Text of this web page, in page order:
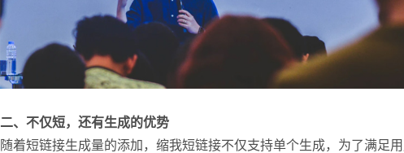
二、不仅短，还有生成的优势
随着短链接生成量的添加，缩我短链接不仅支持单个生成，为了满足